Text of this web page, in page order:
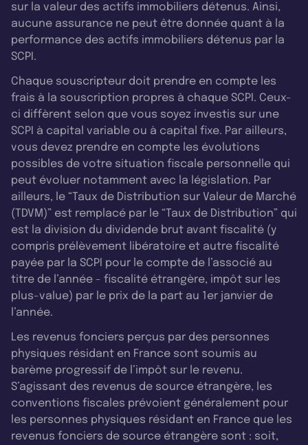
sur la valeur des actifs immobiliers détenus. Ainsi,
aucune assurance ne peut être donnée quant à la
performance des actifs immobiliers détenus par la
SCPI.
Chaque souscripteur doit prendre en compte les
frais à la souscription propres à chaque SCPI. Ceux-
ci diffèrent selon que vous soyez investis sur une
SCPI à capital variable ou à capital fixe. Par ailleurs,
vous devez prendre en compte les évolutions
possibles de votre situation fiscale personnelle qui
peut évoluer notamment avec la législation. Par
ailleurs, le “Taux de Distribution sur Valeur de Marché
(TDVM)” est remplacé par le “Taux de Distribution” qui
est la division du dividende brut avant fiscalité (y
compris prélèvement libératoire et autre fiscalité
payée par la SCPI pour le compte de l’associé au
titre de l’année - fiscalité étrangère, impôt sur les
plus-value) par le prix de la part au 1er janvier de
l’année.
Les revenus fonciers perçus par des personnes
physiques résidant en France sont soumis au
barème progressif de l’impôt sur le revenu.
S’agissant des revenus de source étrangère, les
conventions fiscales prévoient généralement pour
les personnes physiques résidant en France que les
revenus fonciers de source étrangère sont : soit,